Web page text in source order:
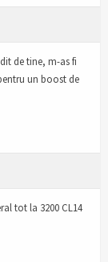
de tine, m-as fi
un boost de
tot la 3200 CL14